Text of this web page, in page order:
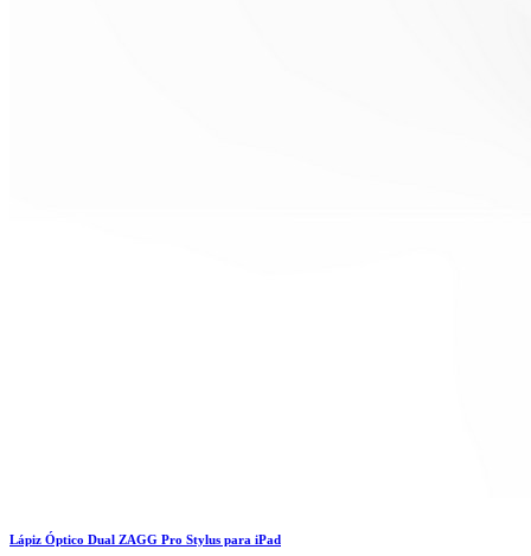
Lápiz Óptico Dual ZAGG Pro Stylus para iPad